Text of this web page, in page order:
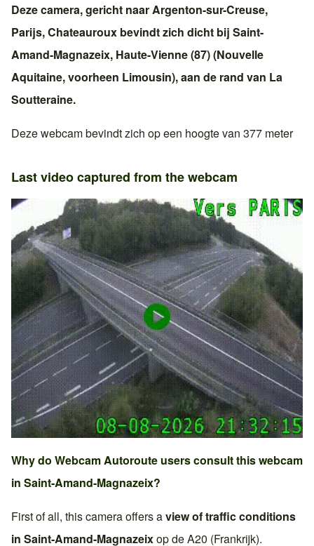
Deze camera, gericht naar Argenton-sur-Creuse,
Parijs,Chateauroux bevindt zich dicht bij Saint-
Amand-Magnazeix, Haute-Vienne (87)(Nouvelle
Aquitaine, voorheen Limousin), aan de rand van La
Soutteraine.
Deze webcam bevindt zich op een hoogte van 377 meter
Last video captured from the webcam
Why do Webcam Autoroute users consult this webcam
in Saint-Amand-Magnazeix?
First of all, this camera offers aview of traffic conditions
in Saint-Amand-Magnazeixop deA20 (Frankrijk).